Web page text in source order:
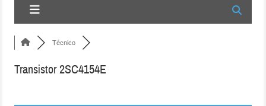
Técnico
Transistor 2SC4154E